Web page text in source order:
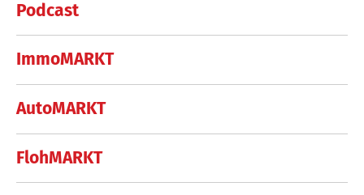
Podcast
ImmoMARKT
AutoMARKT
FlohMARKT